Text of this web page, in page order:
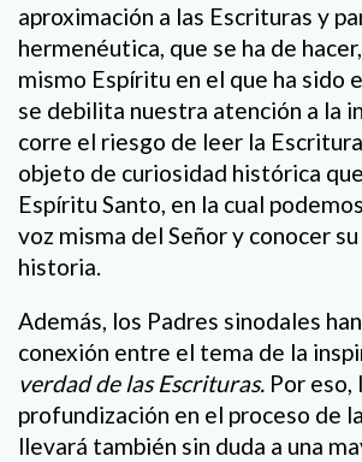
aproximación a las Escrituras y
hermenéutica, que se ha de
mismo Espíritu en el que ha sido
se debilita nuestra atención a la
corre el riesgo de leer la
objeto de curiosidad histórica
Espíritu Santo, en la cual
voz misma del Señor y conocer
historia.
Además, los Padres sinodales
conexión entre el tema de la
verdad de las Escrituras. Por eso,
profundización en el proceso de
llevará también sin duda a una